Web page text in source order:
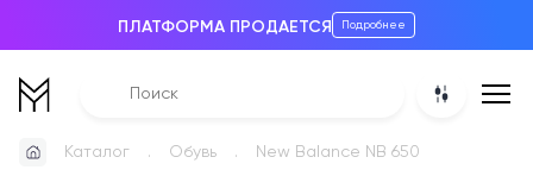
ПЛАТФОРМА ПРОДАЕТСЯ Подробнее
Каталог Обувь New Balance NB 650